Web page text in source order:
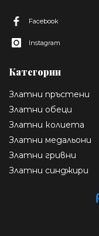
Facebook
Instagram
Категории
Златни пръстени
Златни обеци
Златни колиета
Златни медальони
Златни гривни
Златни синджири